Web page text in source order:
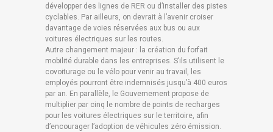
développer des lignes de RER ou d’installer des pistes
cyclables. Par ailleurs, on devrait à l’avenir croiser
davantage de voies réservées aux bus ou aux
voitures électriques sur les routes.
Autre changement majeur : la création du forfait
mobilité durable dans les entreprises. S’ils utilisent le
covoiturage ou le vélo pour venir au travail, les
employés pourront être indemnisés jusqu’à 400 euros
par an. En parallèle, le Gouvernement propose de
multiplier par cinq le nombre de points de recharges
pour les voitures électriques sur le territoire, afin
d’encourager l’adoption de véhicules zéro émission.